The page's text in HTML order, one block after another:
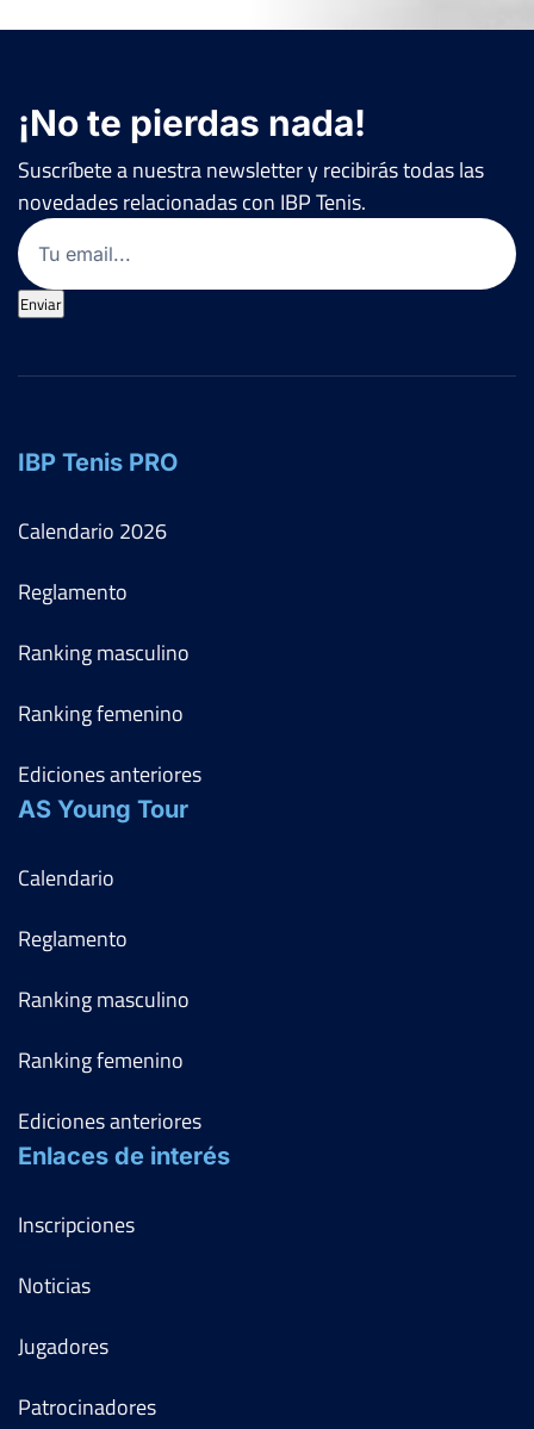
¡No te pierdas nada!
Suscríbete a nuestra newsletter y recibirás todas las
novedades relacionadas con IBP Tenis.
Email
Enviar
IBP Tenis PRO
Calendario 2026
Reglamento
Ranking masculino
Ranking femenino
Ediciones anteriores
AS Young Tour
Calendario
Reglamento
Ranking masculino
Ranking femenino
Ediciones anteriores
Enlaces de interés
Inscripciones
Noticias
Jugadores
Patrocinadores